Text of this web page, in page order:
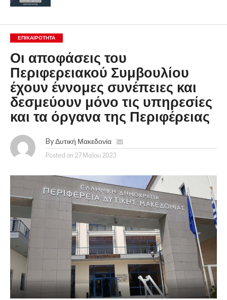
ΕΠΙΚΑΙΡΟΤΗΤΑ
Οι αποφάσεις του
Περιφερειακού Συμβουλίου
έχουν έννομες συνέπειες και
δεσμεύουν μόνο τις υπηρεσίες
και τα όργανα της Περιφέρειας
By Δυτική Μακεδονία
Posted on 27 Μαΐου 2023